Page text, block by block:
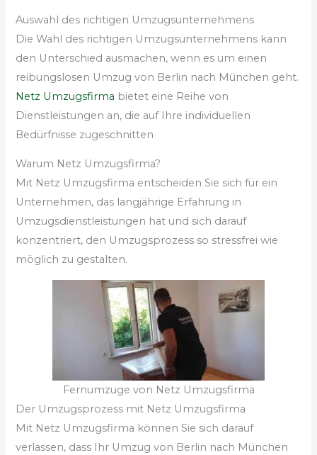
Auswahl des richtigen Umzugsunternehmens
Die Wahl des richtigen Umzugsunternehmens kann
den Unterschied ausmachen, wenn es um einen
reibungslosen Umzug von Berlin nach München geht.
Netz Umzugsfirma bietet eine Reihe von
Dienstleistungen an, die auf Ihre individuellen
Bedürfnisse zugeschnitten
Warum Netz Umzugsfirma?
Mit Netz Umzugsfirma entscheiden Sie sich für ein
Unternehmen, das langjährige Erfahrung in
Umzugsdienstleistungen hat und sich darauf
konzentriert, den Umzugsprozess so stressfrei wie
möglich zu gestalten.
Fernumzuge von Netz Umzugsfirma
Der Umzugsprozess mit Netz Umzugsfirma
Mit Netz Umzugsfirma können Sie sich darauf
verlassen, dass Ihr Umzug von Berlin nach München